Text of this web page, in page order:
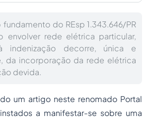
do REsp 1.343.646/PR
envolver rede elétrica particular,
indenização decorre, única e
da incorporação da rede elétrica
devida.
um artigo neste renomado Portal
a manifestar-se sobre uma